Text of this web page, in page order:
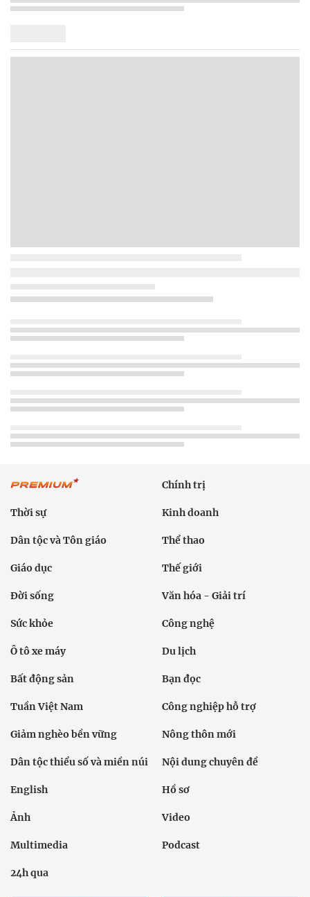
Chính trị
Thời sự Kinh doanh
Dân tộc và Tôn giáo Thể thao
Giáo dục Thế giới
Đời sống Văn hóa - Giải trí
Sức khỏe Công nghệ
Ô tô xe máy Du lịch
Bất động sản Bạn đọc
Tuần Việt Nam Công nghiệp hỗ trợ
Giảm nghèo bền vững Nông thôn mới
Dân tộc thiểu số và miền núi Nội dung chuyên đề
English Hồ sơ
Ảnh Video
Multimedia Podcast
24h qua